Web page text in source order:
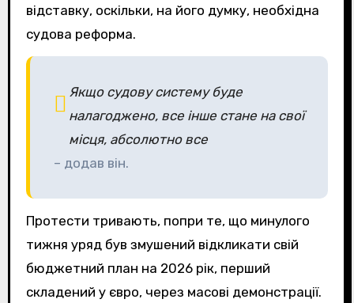
відставку, оскільки, на його думку, необхідна
судова реформа.
Якщо судову систему буде
налагоджено, все інше стане на свої
місця, абсолютно все
– додав він.
Протести тривають, попри те, що минулого
тижня уряд був змушений відкликати свій
бюджетний план на 2026 рік, перший
складений у євро, через масові демонстрації.